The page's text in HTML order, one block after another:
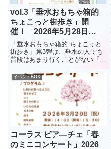
vol.3「垂水おもちゃ箱的
ちょこっと街歩き」開
催！ 2026年5月28日
(木) 要予約
「垂水おもちゃ箱的 ちょこっと
街歩き」第3弾は、垂水の人でも
普段はあまり行くことがない「西
を、ゆっくり歩きます。募集は
12名です。ご参加くださいね。
イベントBOX
コーラス ピア―チェ「春
のミニコンサート」2026